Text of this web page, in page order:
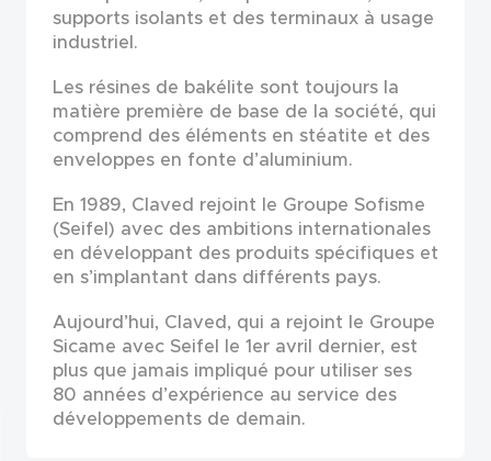
supports isolants et des terminaux à usage
industriel.
Les résines de bakélite sont toujours la
matière première de base de la société, qui
comprend des éléments en stéatite et des
enveloppes en fonte d’aluminium.
En 1989, Claved rejoint le Groupe Sofisme
(Seifel) avec des ambitions internationales
en développant des produits spécifiques et
en s’implantant dans différents pays.
Aujourd’hui, Claved, qui a rejoint le Groupe
Sicame avec Seifel le 1er avril dernier, est
plus que jamais impliqué pour utiliser ses
80 années d’expérience au service des
développements de demain.